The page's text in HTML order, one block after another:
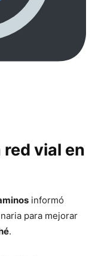
vial en
informó
para mejorar
.